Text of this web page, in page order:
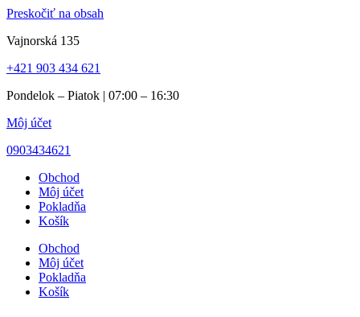
Preskočiť na obsah
Vajnorská 135
+421 903 434 621
Pondelok – Piatok | 07:00 – 16:30
Môj účet
0903434621
Obchod
Môj účet
Pokladňa
Košík
Obchod
Môj účet
Pokladňa
Košík